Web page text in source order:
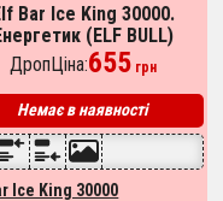
Bar Ice King 30000.
(ELF BULL)
ДропЦіна:655грн
Немає в наявності
Ice King 30000